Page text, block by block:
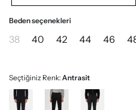
Beden seçenekleri
38 40 42 44 46
Seçtiğiniz Renk:Antrasit